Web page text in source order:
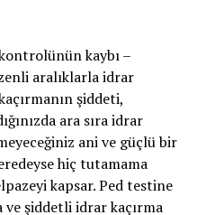
çocuklardır. Bu çocuklar
gelişim dönemleri
oral dönem (0-1 yaş),
(3-6 yaş), latens
(12-18 yaş)dir. Bu
zamanlaması
Fallik dönemde
başlar ve kız-
kaybı –
aralıklarla idrar
şiddeti,
ara sıra idrar
ani ve güçlü bir
hiç tutamama
kapsar. Ped testine
şiddetli idrar kaçırma